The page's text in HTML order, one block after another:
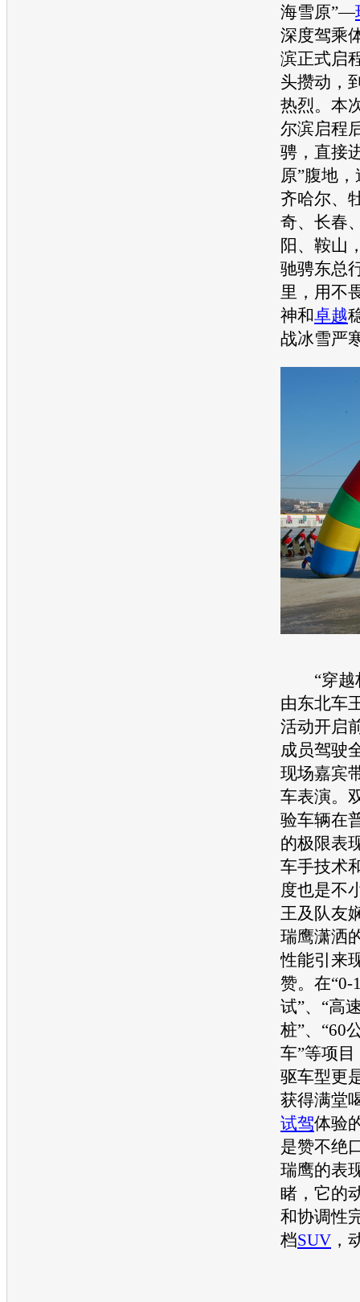
海雪原”—
深度驾乘
滨正式启
头攒动，
热烈。本
尔滨启程
骋，直接
原”腹地
齐哈尔、
奇、长春
阳、鞍山
驰骋东总
里，用不
神和卓越
战冰雪严
“穿越
由东北车
活动开启
成员驾驶
现场嘉宾
车表演。
验车辆在
的极限表
车手技术
度也是不
王及队友
瑞鹰潇洒
性能引来
赞。在“0-
试”、“高
桩”、“60
车”等项目
驱车型更
获得满堂
试驾体验
是赞不绝
瑞鹰的表
睹，它的
和协调性
档SUV ，